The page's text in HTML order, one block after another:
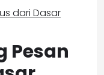
Pesan